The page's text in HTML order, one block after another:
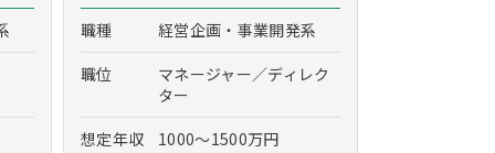
職種
経営企画・事業開発系
職位
マネージャー／ディレク
ター
想定年収
1000～1500万円